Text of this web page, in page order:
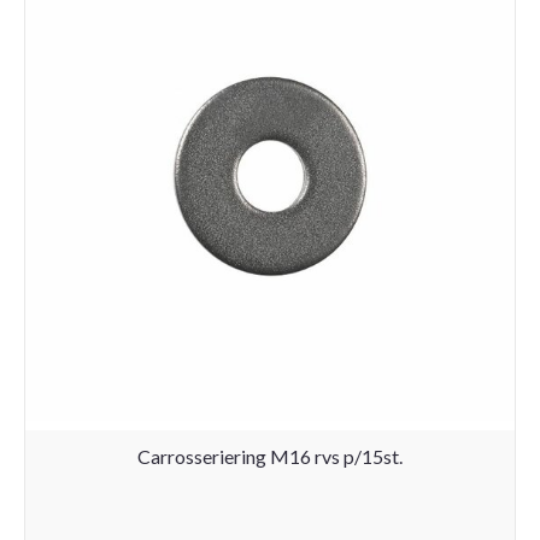
Carrosseriering M16 rvs p/15st.